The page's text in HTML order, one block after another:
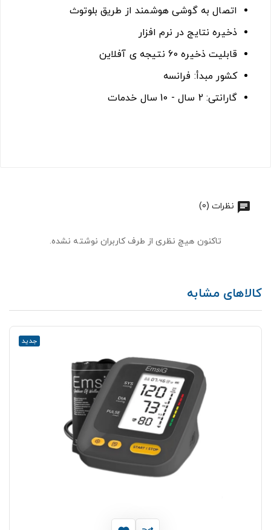
اتصال به گوشی هوشمند از طریق بلوتوث
ذخیره نتایج در نرم افزار
قابلیت ذخیره 60 نتیجه ی آفلاین
کشور مبدأ: فرانسه
گارانتی: 2 سال - 10 سال خدمات
نظرات (0)
تاکنون هیچ نظری از طرف کاربران نوشته نشده.
کالاهای مشابه
جدید